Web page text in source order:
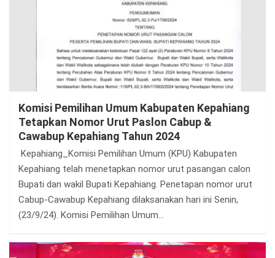
Komisi Pemilihan Umum Kabupaten Kepahiang
Tetapkan Nomor Urut Paslon Cabup &
Cawabup Kepahiang Tahun 2024
Kepahiang_Komisi Pemilihan Umum (KPU) Kabupaten
Kepahiang telah menetapkan nomor urut pasangan calon
Bupati dan wakil Bupati Kepahiang. Penetapan nomor urut
Cabup-Cawabup Kepahiang dilaksanakan hari ini Senin,
(23/9/24). Komisi Pemilihan Umum…